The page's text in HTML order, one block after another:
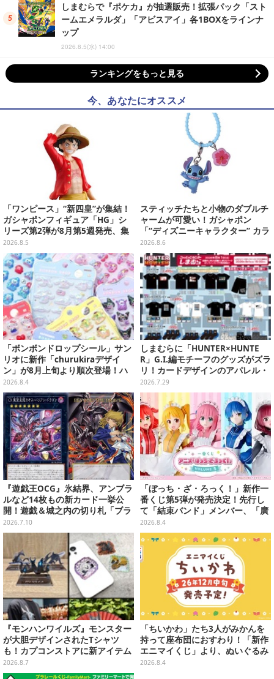
しまむらで『ポケカ』が抽選販売！拡張パック「スト
ームエメラルダ」「アビスアイ」各1BOXをラインナ
ップ
2026.8.5(水) 14:00
ランキングをもっと見る
今、あなたにオススメ
「ワンピース」“新四皇”が集結！
ガシャポンフィギュア「HG」シ
リーズ第2弾が8月第5週発売、集
めて並べたくなるクオリティ
2026.8.5
スティッチたちと小物のダブルチ
ャームが可愛い！ガシャポン
「“ディズニーキャラクター” カラ
フルマルチチャーム」が発売
2026.8.6
「ボンボンドロップシール」サン
リオに新作「churukiraデザイ
ン」が8月上旬より順次登場！ハ
ローキティ、はぴだんぶいなど全
8種類
2026.8.4
しまむらに「HUNTER×HUNTE
R」G.I.編モチーフのグッズがズラ
リ！カードデザインのアパレル・
雑貨、ゴレイヌの「オレが3人分
になる…」も
2026.7.29
『遊戯王OCG』氷結界、アンブラ
ルなど14枚もの新カード一挙公
開！遊戯＆城之内の切り札「ブラ
ック・デーモンズ・ドラゴン」も
新たな装いで登場
2026.7.10
「ぼっち・ざ・ろっく！」新作一
番くじ第5弾が発売決定！先行し
て「結束バンド」メンバー、「廣
井きくり」のメイド衣装フィギュ
アを公開
2026.8.4
『モンハンワイルズ』モンスター
が大胆デザインされたTシャツ
も！カプコンストアに新アイテム
が続々登場
2026.8.7
「ちいかわ」たち3人がみかんを
持って座布団におすわり！「新作
エニマイくじ」より、ぬいぐるみ
画像が初公開
2026.8.4